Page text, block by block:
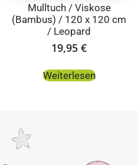
Mulltuch / Viskose
(Bambus) / 120 x 120 cm
/ Leopard
19,95 €
Weiterlesen